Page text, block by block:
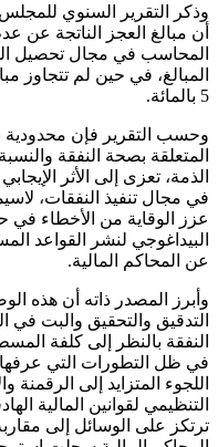
أن مبالغ العجز الناتجة عن
المبالغ، في حين لم تتجاوز
5 بالمائة.
وحسب التقرير فإن محدودية
المتعلقة بصحة النفقة
الذمة، تعزى إلى الأثر
في مجال تنفيذ النفقات،
عزز الوقاية من الأخطاء في
البيداغوجي لنشر القواعد
عن المحاكم المالية.
وأبرز المصدر ذاته أن هذه
التدقيق والتحقيق والبت
النفقة بالنظر إلى كلفة
في ظل التطورات التي عرفها
اللجوء المتزايد إلى الرقمنة
التنظيمي لقوانين المالية
ترتكز على الوسائل إلى